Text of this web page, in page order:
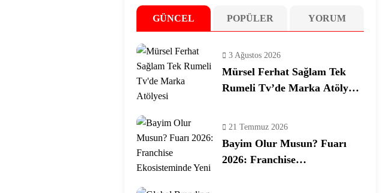
GÜNCEL POPÜLER YORUM
3 Ağustos 2026
Mürsel Ferhat Sağlam Tek
Rumeli Tv’de Marka Atölyesi
21 Temmuz 2026
Bayim Olur Musun? Fuarı
2026: Franchise